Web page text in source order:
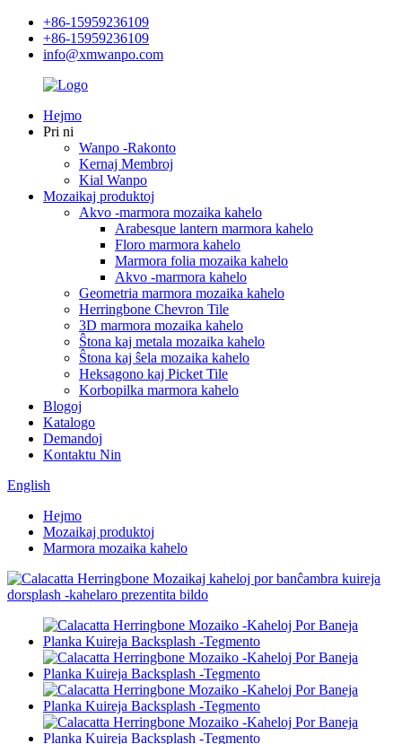
+86-15959236109
+86-15959236109
info@xmwanpo.com
Hejmo
Pri ni
Wanpo -Rakonto
Kernaj Membroj
Kial Wanpo
Mozaikaj produktoj
Akvo -marmora mozaika kahelo
Arabesque lantern marmora kahelo
Floro marmora kahelo
Marmora folia mozaika kahelo
Akvo -marmora kahelo
Geometria marmora mozaika kahelo
Herringbone Chevron Tile
3D marmora mozaika kahelo
Ŝtona kaj metala mozaika kahelo
Ŝtona kaj ŝela mozaika kahelo
Heksagono kaj Picket Tile
Korbopilka marmora kahelo
Blogoj
Katalogo
Demandoj
Kontaktu Nin
English
Hejmo
Mozaikaj produktoj
Marmora mozaika kahelo